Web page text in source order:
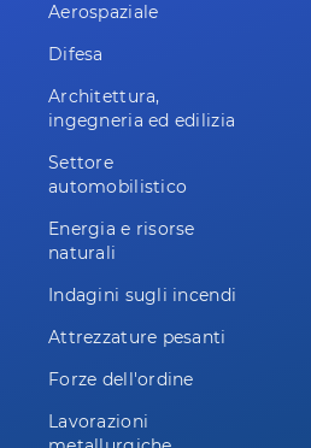
Aerospaziale
Difesa
Architettura,
ingegneria ed edilizia
Settore
automobilistico
Energia e risorse
naturali
Indagini sugli incendi
Attrezzature pesanti
Forze dell'ordine
Lavorazioni